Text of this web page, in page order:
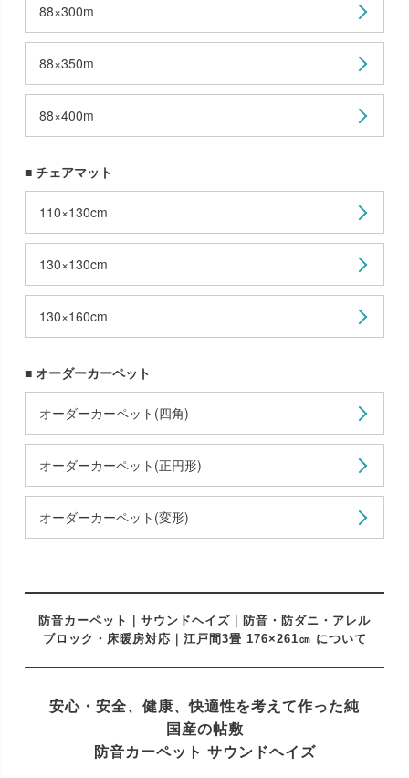
88×300m
88×350m
88×400m
■ チェアマット
110×130cm
130×130cm
130×160cm
■ オーダーカーペット
オーダーカーペット(四角)
オーダーカーペット(正円形)
オーダーカーペット(変形)
防音カーペット｜サウンドヘイズ｜防音・防ダニ・アレル
ブロック・床暖房対応｜江戸間3畳 176×261㎝ について
安心・安全、健康、快適性を考えて作った純
国産の帖敷
防音カーペット サウンドヘイズ